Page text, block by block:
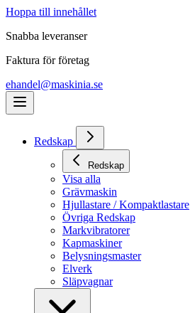
Hoppa till innehållet
Snabba leveranser
Faktura för företag
ehandel@maskinia.se
Redskap
Redskap
Visa alla
Grävmaskin
Hjullastare / Kompaktlastare
Övriga Redskap
Markvibratorer
Kapmaskiner
Belysningsmaster
Elverk
Släpvagnar